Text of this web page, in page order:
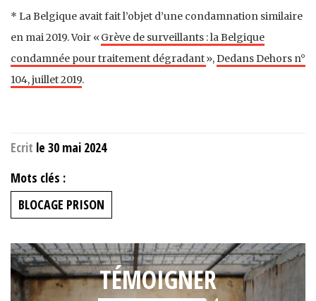
* La Belgique avait fait l’objet d’une condamnation similaire
en mai 2019. Voir «Grève de surveillants : la Belgique
condamnée pour traitement dégradant», Dedans Dehors n°
104, juillet 2019.
Ecrit le 30 mai 2024
Mots clés :
BLOCAGE PRISON
TÉMOIGNER